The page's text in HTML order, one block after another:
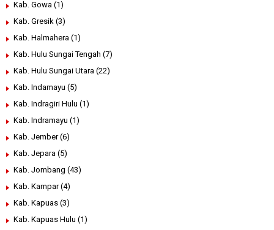
Kab. Gowa (1)
Kab. Gresik (3)
Kab. Halmahera (1)
Kab. Hulu Sungai Tengah (7)
Kab. Hulu Sungai Utara (22)
Kab. Indamayu (5)
Kab. Indragiri Hulu (1)
Kab. Indramayu (1)
Kab. Jember (6)
Kab. Jepara (5)
Kab. Jombang (43)
Kab. Kampar (4)
Kab. Kapuas (3)
Kab. Kapuas Hulu (1)